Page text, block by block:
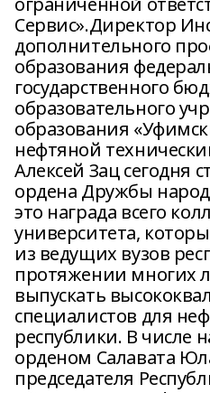
Сервис».Директор
дополнительного
образования
государственного
образовательного
образования
нефтяной
Алексей Зац сегодня
ордена Дружбы
это награда всего
университета,
из ведущих вузов
протяжении многих
выпускать
специалистов для
республики. В числе
орденом Салавата
председателя